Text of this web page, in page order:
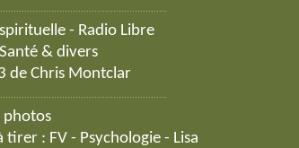
- Radio Libre
& divers
de Chris Montclar
photos
tirer : FV- Psychologie- Lisa